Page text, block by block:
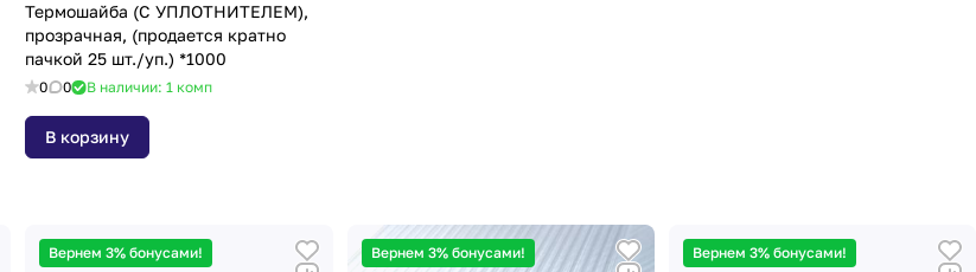
Термошайба (С УПЛОТНИТЕЛЕМ),
прозрачная, (продается кратно
пачкой 25 шт./уп.) *1000
0 0 В наличии: 1 комп
В корзину
Вернем 3% бонусами! Вернем 3% бонусами! Вернем 3% бонусами!